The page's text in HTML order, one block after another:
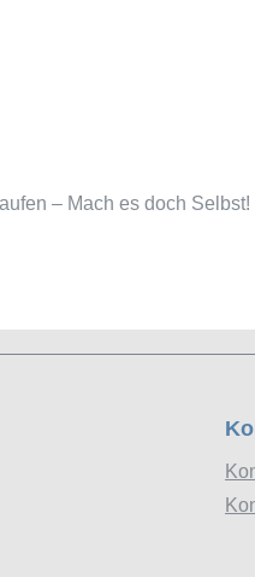
– Mach es doch Selbst!